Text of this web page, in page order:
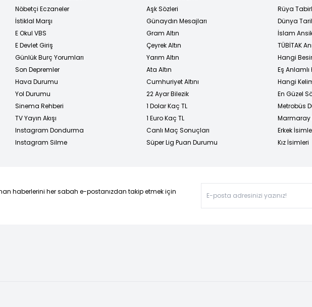
Nöbetçi Eczaneler
İstiklal Marşı
E Okul VBS
E Devlet Giriş
Günlük Burç Yorumları
Son Depremler
Hava Durumu
Yol Durumu
Sinema Rehberi
TV Yayın Akışı
Instagram Dondurma
Instagram Silme
Aşk Sözleri
Günaydın Mesajları
Gram Altın
Çeyrek Altın
Yarım Altın
Ata Altın
Cumhuriyet Altını
22 Ayar Bilezik
1 Dolar Kaç TL
1 Euro Kaç TL
Canlı Maç Sonuçları
Süper Lig Puan Durumu
Rüya
Dünya
İslam
TÜBİTAK
Hangi
Eş
Hangi
En Güzel
Metrobüs
Marmaray
Erkek
Kız İsimleri
haberlerini her sabah e-postanızdan takip etmek için